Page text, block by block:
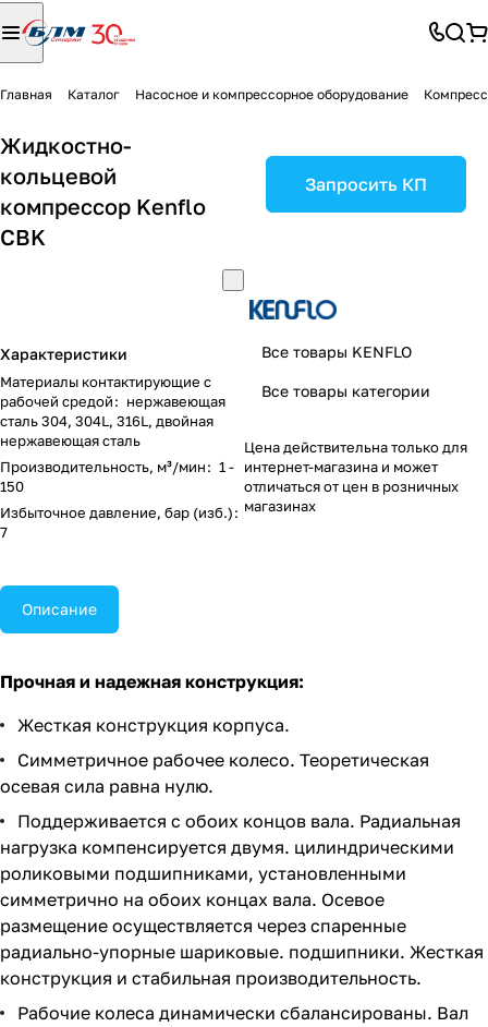
Главная Каталог Насосное и компрессорное оборудование
Жидкостно-
кольцевой
компрессор Kenflo
CBK
Характеристики
Материалы контактирующие с
рабочей средой: нержавеющая
сталь 304, 304L, 316L, двойная
нержавеющая сталь
Производительность, м³/мин: 1 -
150
Избыточное давление, бар (изб.):
7
Запросить КП
Все товары KENFLO
Все товары категории
Цена действительна только для
интернет-магазина и может
отличаться от цен в розничных
магазинах
Описание
Прочная и надежная конструкция:
Жесткая конструкция корпуса.
Симметричное рабочее колесо. Теоретическая
осевая сила равна нулю.
Поддерживается с обоих концов вала. Радиальная
нагрузка компенсируется двумя. цилиндрическими
роликовыми подшипниками, установленными
симметрично на обоих концах вала. Осевое
размещение осуществляется через спаренные
радиально-упорные шариковые. подшипники. Жесткая
конструкция и стабильная производительность.
Рабочие колеса динамически сбалансированы. Вал